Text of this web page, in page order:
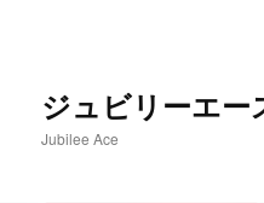
ジュビリーエー
Jubilee Ace